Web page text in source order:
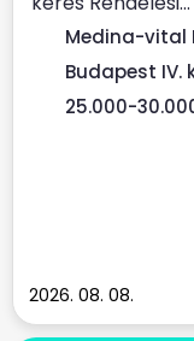
Medina-vital
Budapest IV.
25.000-
2026. 08. 08.